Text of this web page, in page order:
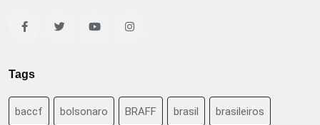
Tags
baccf bolsonaro BRAFF brasil brasileiros